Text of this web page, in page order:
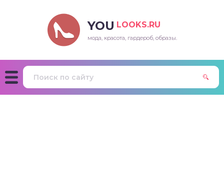
YOU LOOKS.RU
мода, красота, гардероб, образы.